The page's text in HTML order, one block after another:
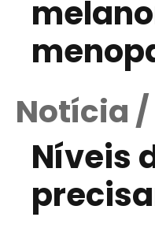
Notícia /
Níveis